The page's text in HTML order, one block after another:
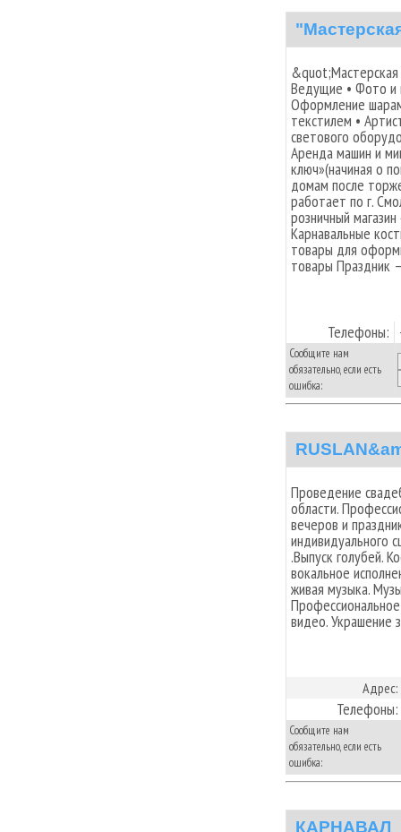
Ведущие • Фото и
Оформление
текстилем •
светового
Аренда машин и
ключ»(начиная о
домам после
работает по г.
розничный
Карнавальные
товары для
товары Праздник
Телефоны:
Сообщите нам
обязательно, если есть
ошибка:
Проведение
области.
вечеров и
индивидуального
.Выпуск голубей.
вокальное
живая музыка.
видео. Украшение
Адрес:
Телефоны:
Сообщите нам
обязательно, если есть
ошибка:
КАРНАВАЛ